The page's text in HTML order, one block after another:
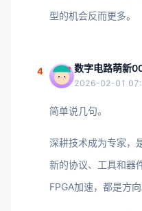
型的机会反而更多。
4 数字电路萌新
2026-02-01
简单说几句。
深耕技术成为专家，
新的协议、工具和器
FPGA加速，都是方向